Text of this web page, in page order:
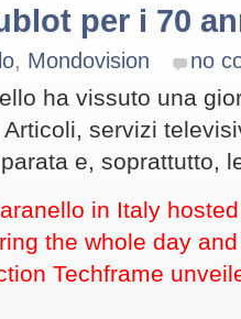
per i 70
, Mondovision no
ha vissuto una
servizi
e, soprattutto,
in Italy
the whole day
Techframe